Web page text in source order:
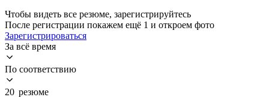
Чтобы видеть все резюме, зарегистрируйтесь
После регистрации покажем ещё 1 и откроем фото
Зарегистрироваться
За всё время
По соответствию
20 резюме